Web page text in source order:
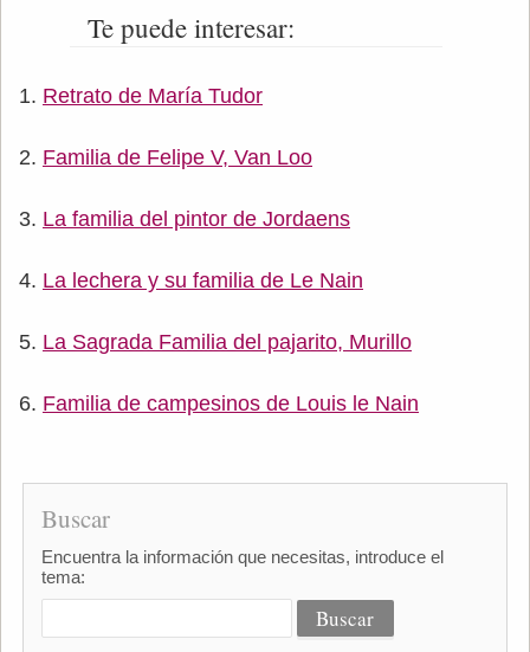
Te puede interesar:
Retrato de María Tudor
Familia de Felipe V, Van Loo
La familia del pintor de Jordaens
La lechera y su familia de Le Nain
La Sagrada Familia del pajarito, Murillo
Familia de campesinos de Louis le Nain
Buscar
Encuentra la información que necesitas, introduce el
tema: